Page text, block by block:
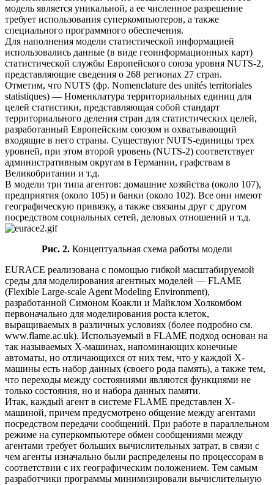
модель является уникальной, а ее численное разрешение
требует использования суперкомпьютеров, а также
специального программного обеспечения.
Для наполнения модели статистической информацией
использовались данные (в виде геоинформационных карт)
статистической службы Европейского союза уровня NUTS-2,
представляющие сведения о 268 регионах 27 стран.
Отметим, что NUTS (фр. Nomenclature des unités territoriales
statistiques) — Номенклатура территориальных единиц для
целей статистики, представляющая собой стандарт
территориального деления стран для статистических целей,
разработанный Европейским союзом и охватывающий
входящие в него страны. Существуют NUTS-единицы трех
уровней, при этом второй уровень (NUTS-2) соответствует
административным округам в Германии, графствам в
Великобритании и т.д.
В модели три типа агентов: домашние хозяйства (около 107),
предприятия (около 105) и банки (около 102). Все они имеют
географическую привязку, а также связаны друг с другом
посредством социальных сетей, деловых отношений и т.д.
Рис. 2. Концептуальная схема работы модели
EURACE реализована с помощью гибкой масштабируемой
среды для моделирования агентных моделей — FLAME
(Flexible Large-scale Agent Modeling Environment),
разработанной Симоном Коакли и Майклом Холкомбом
первоначально для моделирования роста клеток,
выращиваемых в различных условиях (более подробно см.
www.flame.ac.uk). Используемый в FLAME подход основан на
так называемых X-машинах, напоминающих конечные
автоматы, но отличающихся от них тем, что у каждой X-
машины есть набор данных (своего рода память), а также тем,
что переходы между состояниями являются функциями не
только состояния, но и набора данных памяти.
Итак, каждый агент в системе FLAME представлен X-
машиной, причем предусмотрено общение между агентами
посредством передачи сообщений. При работе в параллельном
режиме на суперкомпьютере обмен сообщениями между
агентами требует больших вычислительных затрат, в связи с
чем агенты изначально были распределены по процессорам в
соответствии с их географическим положением. Тем самым
разработчики программы минимизировали вычислительную